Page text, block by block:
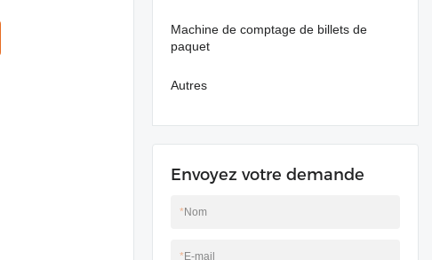
Machine de comptage de billets de
paquet
Autres
Envoyez votre demande
*Nom
*E-mail